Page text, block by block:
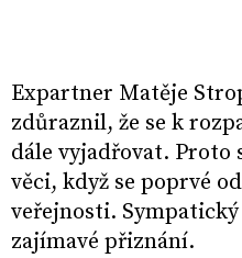
Expartner Matěje
zdůraznil, že se k
dále vyjadřovat.
věci, když se poprvé
veřejnosti.
zajímavé přiznání.